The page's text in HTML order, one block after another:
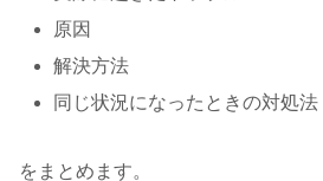
原因
解決方法
同じ状況になったときの対処法
をまとめます。